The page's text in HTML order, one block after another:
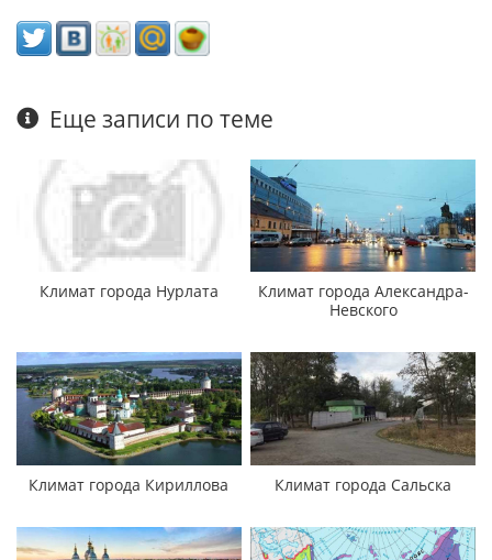
Еще записи по теме
Климат города Нурлата
Климат города Александра-
Невского
Климат города Кириллова Климат города Сальска